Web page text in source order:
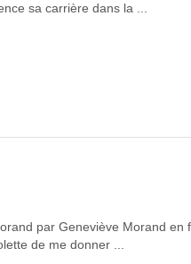
sa carrière dans la ...
par Geneviève Morand
de me donner ...